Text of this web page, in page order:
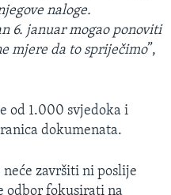
naloge.
6. januar mogao ponoviti
mjere da to spriječimo”,
od 1.000 svjedoka i
dokumenata.
završiti ni poslije
odbor fokusirati na